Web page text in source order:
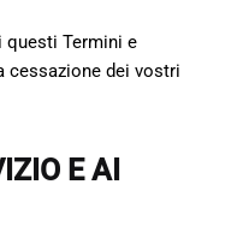
questi Termini e
cessazione dei vostri
E AI